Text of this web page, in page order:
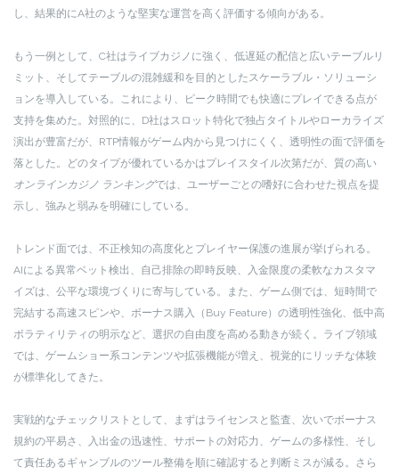
し、結果的にA社のような堅実な運営を高く評価する傾向がある。
もう一例として、C社はライブカジノに強く、低遅延の配信と広いテーブルリ
ミット、そしてテーブルの混雑緩和を目的としたスケーラブル・ソリューシ
ョンを導入している。これにより、ピーク時間でも快適にプレイできる点が
支持を集めた。対照的に、D社はスロット特化で独占タイトルやローカライズ
演出が豊富だが、RTP情報がゲーム内から見つけにくく、透明性の面で評価を
落とした。どのタイプが優れているかはプレイスタイル次第だが、質の高い
オンラインカジノ ランキングでは、ユーザーごとの嗜好に合わせた視点を提
示し、強みと弱みを明確にしている。
トレンド面では、不正検知の高度化とプレイヤー保護の進展が挙げられる。
AIによる異常ベット検出、自己排除の即時反映、入金限度の柔軟なカスタマ
イズは、公平な環境づくりに寄与している。また、ゲーム側では、短時間で
完結する高速スピンや、ボーナス購入（Buy Feature）の透明性強化、低中高
ボラティリティの明示など、選択の自由度を高める動きが続く。ライブ領域
では、ゲームショー系コンテンツや拡張機能が増え、視覚的にリッチな体験
が標準化してきた。
実戦的なチェックリストとして、まずはライセンスと監査、次いでボーナス
規約の平易さ、入出金の迅速性、サポートの対応力、ゲームの多様性、そし
て責任あるギャンブルのツール整備を順に確認すると判断ミスが減る。さら